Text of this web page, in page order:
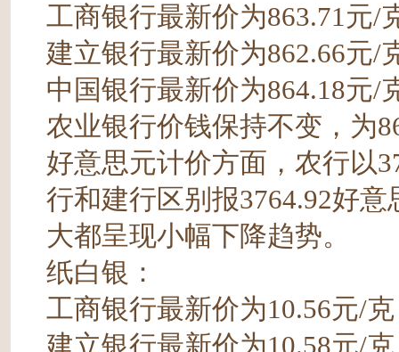
工商银行最新价为863.71元/
建立银行最新价为862.66元/
中国银行最新价为864.18元/
农业银行价钱保持不变，为
好意思元计价方面，农行以
行和建行区别报3764.92好
大都呈现小幅下降趋势。
纸白银：
工商银行最新价为10.56元/
建立银行最新价为10.58元/